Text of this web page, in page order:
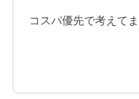
コスパ優先で考えてま